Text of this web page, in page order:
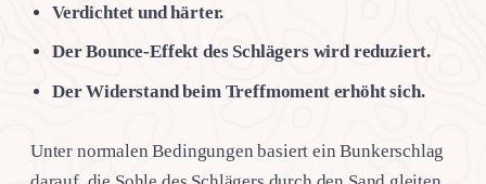
Verdichtet und härter.
Der Bounce-Effekt des Schlägers wird reduziert.
Der Widerstand beim Treffmoment erhöht sich.
Unter normalen Bedingungen basiert ein Bunkerschlag